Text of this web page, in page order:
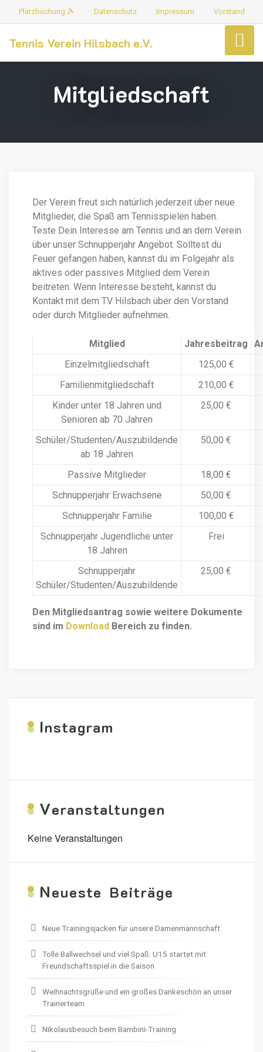
Platzbuchung 🎾 Datenschutz Impressum Vorstand
Tennis Verein Hilsbach e.V.
Mitgliedschaft
Der Verein freut sich natürlich jederzeit über neue
Mitglieder, die Spaß am Tennisspielen haben.
Teste Dein Interesse am Tennis und an dem Verein
über unser Schnupperjahr Angebot. Solltest du
Feuer gefangen haben, kannst du im Folgejahr als
aktives oder passives Mitglied dem Verein
beitreten. Wenn Interesse besteht, kannst du
Kontakt mit dem TV Hilsbach über den Vorstand
oder durch Mitglieder aufnehmen.
Mitglied Jahresbeitrag
Einzelmitgliedschaft
125,00 €
Familienmitgliedschaft
210,00 €
Kinder unter 18 Jahren und
Senioren ab 70 Jahren
25,00 €
Schüler/Studenten/Auszubildende
ab 18 Jahren
50,00 €
Passive Mitglieder
18,00 €
Schnupperjahr Erwachsene
50,00 €
Schnupperjahr Familie
100,00 €
Schnupperjahr Jugendliche unter
18 Jahren
Frei
Schnupperjahr
Schüler/Studenten/Auszubildende
25,00 €
Den Mitgliedsantrag sowie weitere Dokumente
sind im Download Bereich zu finden.
Instagram
Veranstaltungen
Keine Veranstaltungen
Neueste Beiträge
Neue Trainingsjacken für unsere Damenmannschaft
Tolle Ballwechsel und viel Spaß: U15 startet mit
Freundschaftsspiel in die Saison
Weihnachtsgrüße und ein großes Dankeschön an unser
Trainerteam
Nikolausbesuch beim Bambini-Training